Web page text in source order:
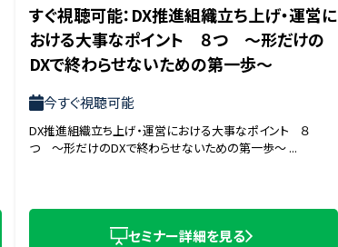
すぐ視聴可能：DX推進組織立ち上げ・運営に
おける大事なポイント ８つ 〜形だけの
DXで終わらせないための第一歩〜
今すぐ視聴可能
DX推進組織立ち上げ・運営における大事なポイント ８
つ 〜形だけのDXで終わらせないための第一歩〜 ...
セミナー詳細を見る